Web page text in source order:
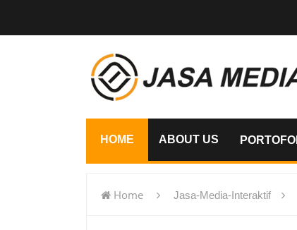
HOME ABOUT US
Home Jasa-Media-Interaktif